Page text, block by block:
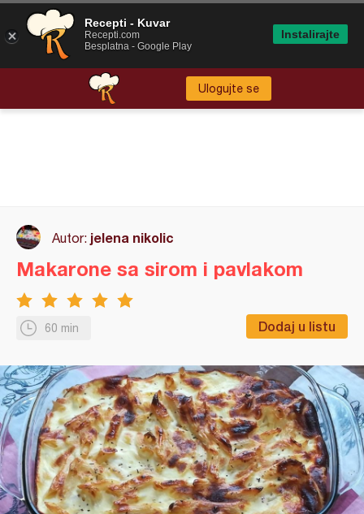
Ulogujte se
Autor: jelena nikolic
60 min Dodaj u listu
Makarone sa sirom i pavlakom
Recepti - Kuvar
Recepti.com
Besplatna - Google Play
Instalirajte